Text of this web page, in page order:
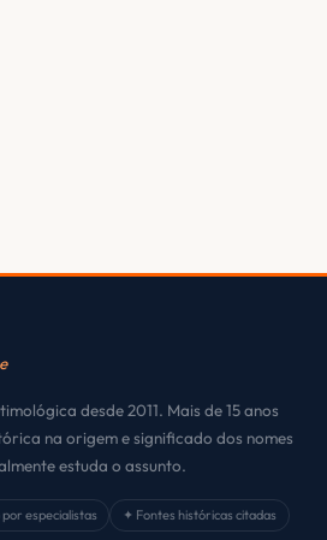
desde 2011. Mais de 15 anos
na origem e significado dos nomes
estuda o assunto.
especialistas
✦ Fontes históricas citadas